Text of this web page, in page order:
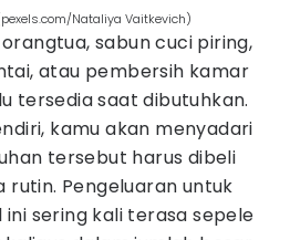
Nataliya Vaitkevich)
sabun cuci piring,
atau pembersih kamar
tersedia saat dibutuhkan.
kamu akan menyadari
tersebut harus dibeli
rutin. Pengeluaran untuk
sering kali terasa sepele